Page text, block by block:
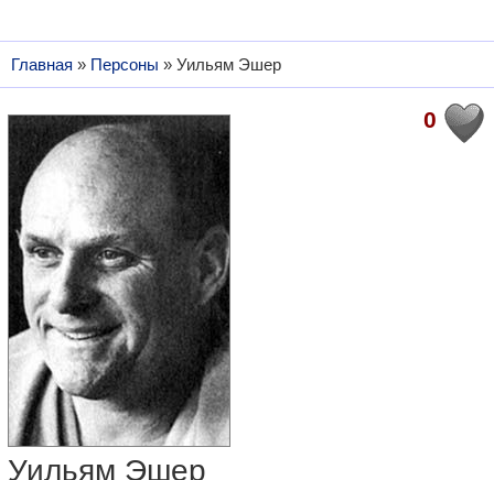
Главная » Персоны » Уильям Эшер
0
Уильям Эшер